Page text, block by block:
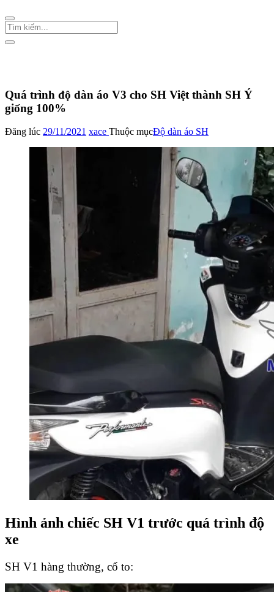
Quá trình độ dàn áo V3 cho SH Việt thành SH Ý
giống 100%
Đăng lúc 29/11/2021 xace Thuộc mụcĐộ dàn áo SH
Hình ảnh chiếc SH V1 trước quá trình độ
xe
SH V1 hàng thường, cổ to: